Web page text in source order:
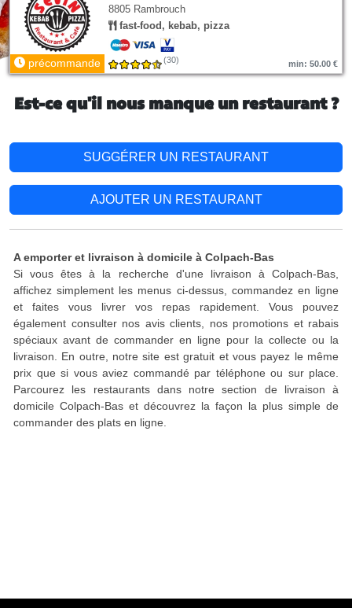
8805 Rambrouch
fast-food, kebab, pizza
précommande (30) min: 50.00 €
Est-ce qu'il nous manque un restaurant ?
SUGGÉRER UN RESTAURANT
AJOUTER UN RESTAURANT
A emporter et livraison à domicile à Colpach-Bas
Si vous êtes à la recherche d'une livraison à Colpach-Bas,
affichez simplement les menus ci-dessus, commandez en ligne
et faites vous livrer vos repas rapidement. Vous pouvez
également consulter nos avis clients, nos promotions et rabais
spéciaux avant de commander en ligne pour la collecte ou la
livraison. En outre, notre site est gratuit et vous payez le même
prix que si vous aviez commandé par téléphone ou sur place.
Parcourez les restaurants dans notre section de livraison à
domicile Colpach-Bas et découvrez la façon la plus simple de
commander des plats en ligne.